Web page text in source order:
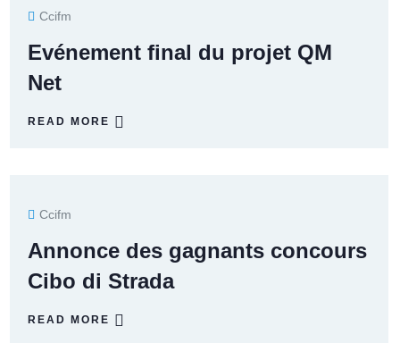
Ccifm
Evénement final du projet QM
Net
READ MORE
Ccifm
Annonce des gagnants concours
Cibo di Strada
READ MORE